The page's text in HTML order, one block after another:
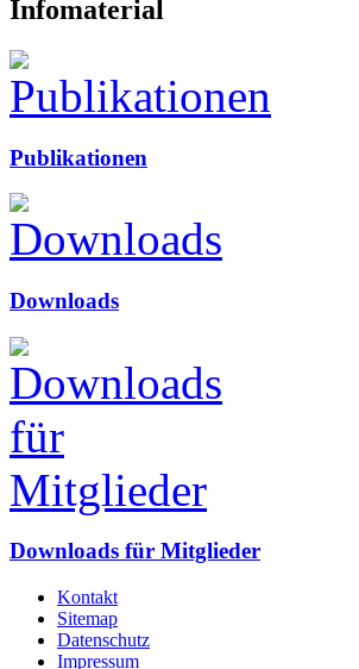
Infomaterial
Publikationen
Downloads
Downloads für Mitglieder
Kontakt
Sitemap
Datenschutz
Impressum